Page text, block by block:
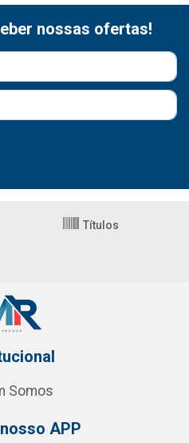
nossas ofertas!
Títulos
Somos
APP